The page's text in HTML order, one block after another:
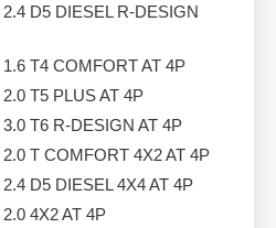
2.4 D5 DIESEL R-DESIGN
1.6 T4 COMFORT AT 4P
2.0 T5 PLUS AT 4P
3.0 T6 R-DESIGN AT 4P
2.0 T COMFORT 4X2 AT 4P
2.4 D5 DIESEL 4X4 AT 4P
2.0 4X2 AT 4P